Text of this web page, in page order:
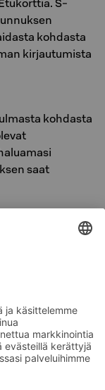
S-
kohdasta
kirjautumista
kohdasta
saat
Bonusta,
kerrytä
tai